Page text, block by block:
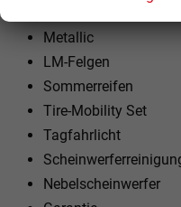
Metallic
LM-Felgen
Sommerreifen
Tire-Mobility Set
Tagfahrlicht
Nebelscheinwerfer